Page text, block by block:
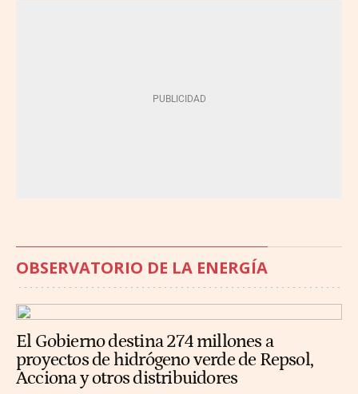
OBSERVATORIO DE LA ENERGÍA
El Gobierno destina 274 millones a
proyectos de hidrógeno verde de Repsol,
Acciona y otros distribuidores